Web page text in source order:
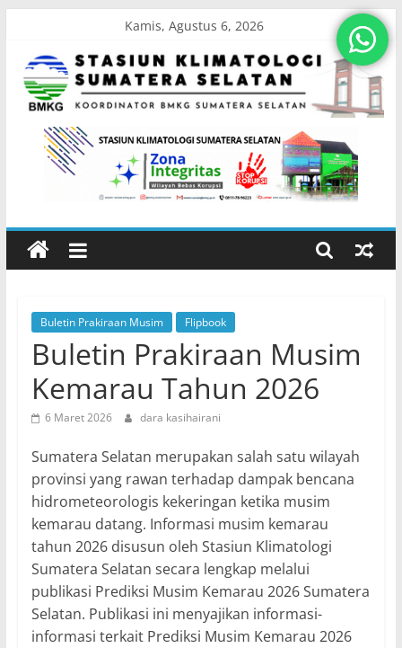
content
Kamis, Agustus 6, 2026
Stasiun
Klimatologi
Sumatera
Koordinator
BMKG
Sumatera
Selatan
Buletin Prakiraan Musim Flipbook
Buletin Prakiraan Musim
Kemarau Tahun 2026
6 Maret 2026 dara kasihairani
Sumatera Selatan merupakan salah satu wilayah
provinsi yang rawan terhadap dampak bencana
hidrometeorologis kekeringan ketika musim
kemarau datang. Informasi musim kemarau
tahun 2026 disusun oleh Stasiun Klimatologi
Sumatera Selatan secara lengkap melalui
publikasi Prediksi Musim Kemarau 2026 Sumatera
Selatan. Publikasi ini menyajikan informasi-
informasi terkait Prediksi Musim Kemarau 2026